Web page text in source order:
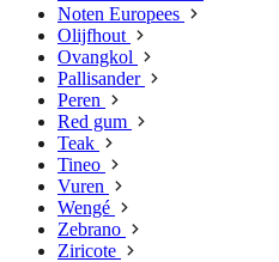
Noten Europees
Olijfhout
Ovangkol
Pallisander
Peren
Red gum
Teak
Tineo
Vuren
Wengé
Zebrano
Ziricote